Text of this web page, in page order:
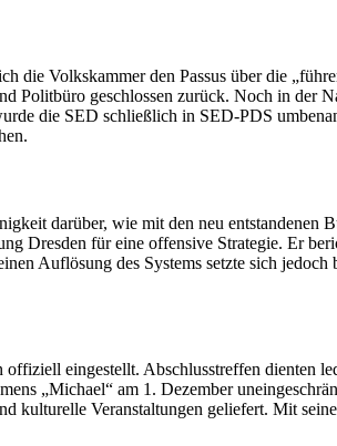
die Volkskammer den Passus über die
Politbüro geschlossen zurück. Noch in der
die SED schließlich in SED-PDS
darüber, wie mit den neu
Dresden für eine offensive Strategie. Er
Auflösung des Systems setzte sich
eingestellt. Abschlusstreffen dienten
„Michael“ am 1. Dezember
kulturelle Veranstaltungen geliefert. Mit